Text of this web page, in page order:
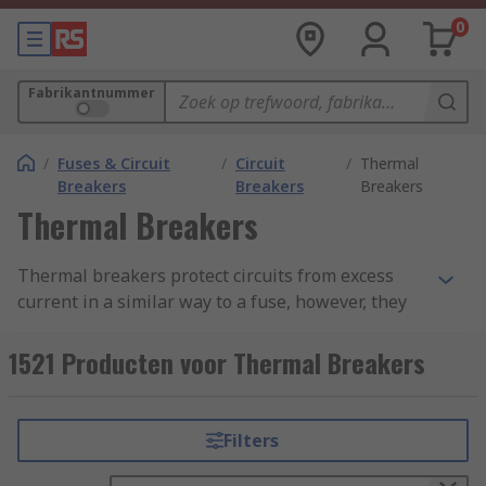
0
Fabrikantnummer
/ Fuses & Circuit
Breakers
/ Circuit
Breakers
/ Thermal
Breakers
Thermal Breakers
Thermal breakers protect circuits from excess
current in a similar way to a fuse, however, they
if tripped. Common types of thermal breakers
include thermal magnetic circuit breakers and
Types of Thermal Breakers
1521 Producten voor Thermal Breakers
Filters